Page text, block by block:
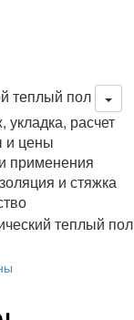
теплый пол
укладка, расчет
и цены
применения
и стяжка
теплый пол